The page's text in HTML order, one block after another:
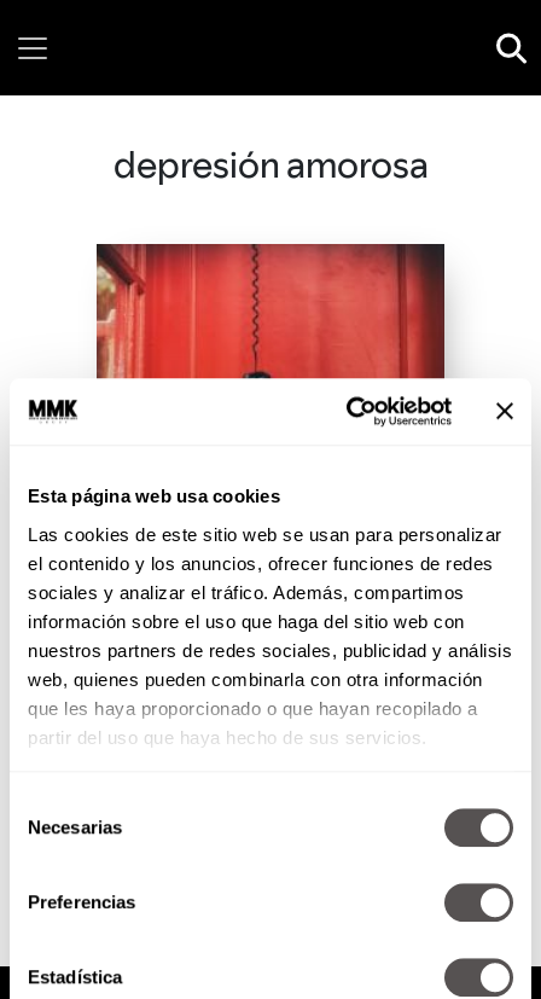
Esta página web usa cookies
Las cookies de este sitio web se usan para personalizar
el contenido y los anuncios, ofrecer funciones de redes
sociales y analizar el tráfico. Además, compartimos
información sobre el uso que haga del sitio web con
nuestros partners de redes sociales, publicidad y análisis
web, quienes pueden combinarla con otra información
que les haya proporcionado o que hayan recopilado a
partir del uso que haya hecho de sus servicios.
Necesarias
Preferencias
Estadística
depresión amorosa
¿Se puede cerrar el ciclo si te
dejaron sin explicación?
El duelo es personal y no
necesitas del otro para superarlo,
el chiste es aceptar y soltar.